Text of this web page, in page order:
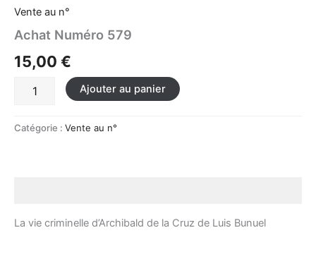
Vente au n°
Achat Numéro 579
15,00 €
579
Ajouter au panier
Catégorie : Vente au n°
La vie criminelle d’Archibald de la Cruz de Luis Bunuel